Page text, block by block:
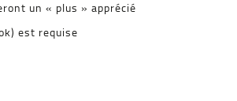
un « plus » apprécié
est requise